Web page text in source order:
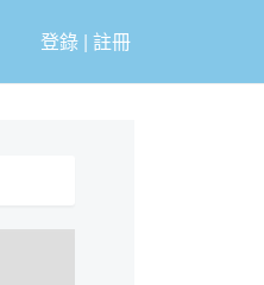
登錄| 註冊